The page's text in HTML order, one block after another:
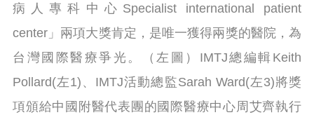
病人專科中心Specialist international patient
center」兩項大獎肯定，是唯一獲得兩獎的醫院，為
台灣國際醫療爭光。（左圖）IMTJ總編輯Keith
Pollard(左1)、IMTJ活動總監Sarah Ward(左3)將獎
項頒給中國附醫代表團的國際醫療中心周艾齊執行